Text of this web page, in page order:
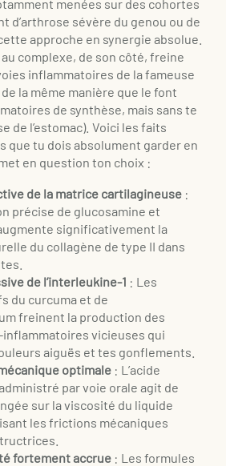
menées sur des cohortes
d’arthrose sévère du genou ou de
approche en synergie absolue.
complexe, de son côté, freine
inflammatoires de la fameuse
la même manière que le font
de synthèse, mais sans te
de l’estomac). Voici les faits
que tu dois absolument garder en
en question ton choix :
de la matrice cartilagineuse :
précise de glucosamine et
significativement la
du collagène de type II dans
de l’interleukine-1 : Les
du curcuma et de
freinent la production des
vicieuses qui
aiguës et tes gonflements.
optimale : L’acide
par voie orale agit de
sur la viscosité du liquide
les frictions mécaniques
fortement accrue : Les formules